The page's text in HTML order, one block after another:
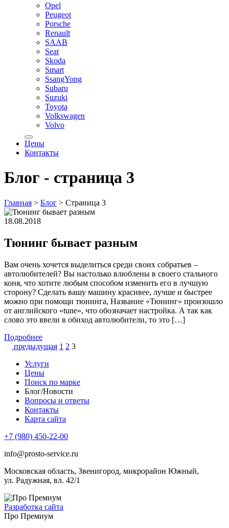
Opel
Peugeot
Porsche
Renault
SAAB
Seat
Skoda
Smart
SsangYong
Subaru
Suzuki
Toyota
Volkswagen
Volvo
Цены
Контакты
Блог - cтраница 3
Главная > Блог > Страница 3
18.08.2018
Тюнинг бывает разным
Вам очень хочется выделиться среди своих собратьев –
автолюбителей? Вы настолько влюблены в своего стального
коня, что хотите любым способом изменить его в лучшую
сторону? Сделать вашу машину красивее, лучше и быстрее
можно при помощи тюнинга, Название «Тюнинг» произошло
от английского «tune», что обозначает настройка. А так как
слово это ввели в обиход автолюбители, то это […]
Подробнее
предыдущая 1 2 3
Услуги
Цены
Поиск по марке
Блог/Новости
Вопросы и ответы
Контакты
Карта сайта
+7 (980) 450-22-00
info@prosto-service.ru
Московская область, Звенигород, микрорайон Южный,
ул. Радужная, вл. 42/1
Разработка сайта
Про Премиум